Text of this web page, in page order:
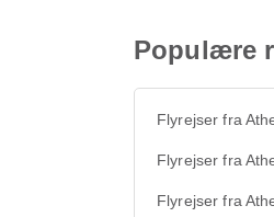
Populære
Flyrejser fra
Flyrejser fra
Flyrejser fra